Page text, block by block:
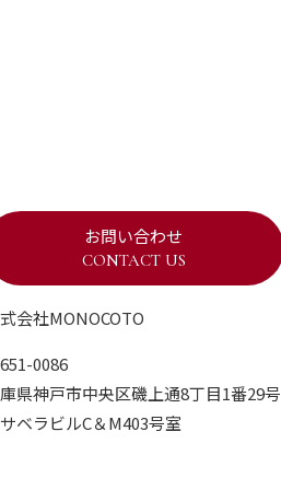
お問い合わせ
CONTACT US
会社MONOCOTO
0086
県神戸市中央区磯上通8丁目1番29号
ベラビルC＆M403号室